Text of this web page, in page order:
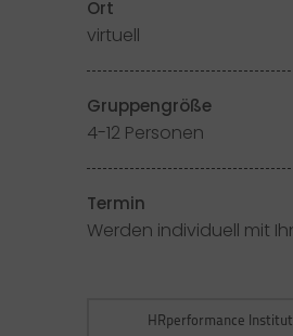
Ort
virtuell
Gruppengröße
4-12 Personen
Termin
Werden individuell mit